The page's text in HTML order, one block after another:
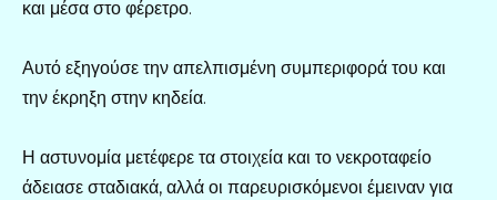
και μέσα στο φέρετρο.
Αυτό εξηγούσε την απελπισμένη συμπεριφορά του και
την έκρηξη στην κηδεία.
Η αστυνομία μετέφερε τα στοιχεία και το νεκροταφείο
άδειασε σταδιακά, αλλά οι παρευρισκόμενοι έμειναν για